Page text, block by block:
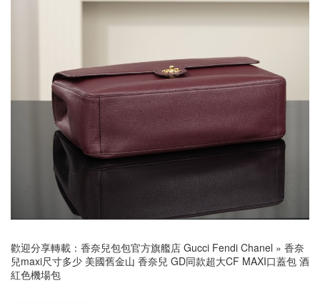
歡迎分享轉載： 香奈兒包包官方旗艦店 Gucci Fendi Chanel » 香奈
兒maxi尺寸多少 美國舊金山 香奈兒 GD同款超大CF MAXI口蓋包 酒
紅色機場包